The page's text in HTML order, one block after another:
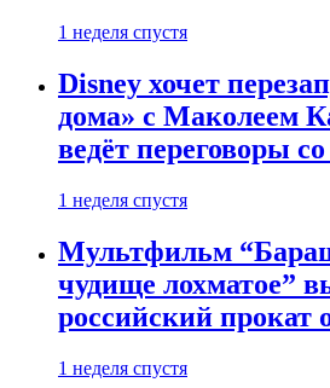
1 неделя спустя
Disney хочет
дома» с Маколеем
ведёт переговоры
1 неделя спустя
Мультфильм
чудище лохматое”
российский прокат
1 неделя спустя